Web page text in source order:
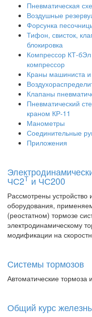
Пневматическая
Воздушные
Форсунка
Тифон, свисток,
блокировка
Компрессор КТ-
компрессор
Краны машиниста
Клапаны
Пневматический
краном КР-11
Манометры
Соединительные
Приложения
ЧС2Т и ЧС200
Рассмотрены устройство
оборудования,
(реостатном) тормозе
электродинамическому
модификации на
Системы тормозов
Автоматические тормоза
Общий курс